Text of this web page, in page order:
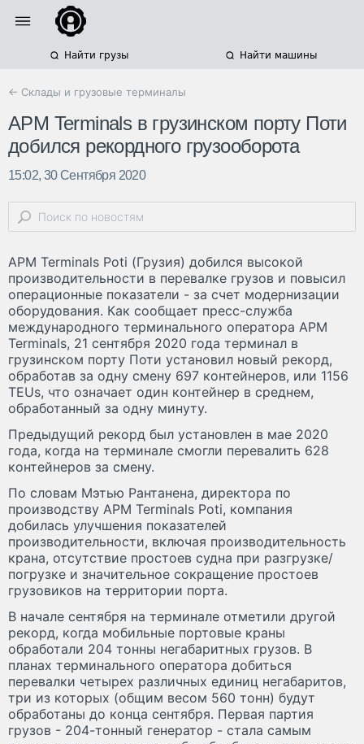
Найти грузы Найти машины
← Склады и грузовые терминалы
APM Terminals в грузинском порту Поти
добился рекордного грузооборота
15:02, 30 Сентября 2020
APM Terminals Poti (Грузия) добился высокой
производительности в перевалке грузов и повысил
операционные показатели - за счет модернизации
оборудования. Как сообщает пресс-служба
международного терминального оператора APM
Terminals, 21 сентября 2020 года терминал в
грузинском порту Поти установил новый рекорд,
обработав за одну смену 697 контейнеров, или 1156
TEUs, что означает один контейнер в среднем,
обработанный за одну минуту.
Предыдущий рекорд был установлен в мае 2020
года, когда на терминале смогли перевалить 628
контейнеров за смену.
По словам Мэтью Рантанена, директора по
производству APM Terminals Poti, компания
добилась улучшения показателей
производительности, включая производительность
крана, отсутствие простоев судна при разгрузке/
погрузке и значительное сокращение простоев
грузовиков на территории порта.
В начале сентября на терминале отметили другой
рекорд, когда мобильные портовые краны
обработали 204 тонны негабаритных грузов. В
планах терминального оператора добиться
перевалки четырех различных единиц негабаритов,
три из которых (общим весом 560 тонн) будут
обработаны до конца сентября. Первая партия
грузов - 204-тонный генератор - стала самым